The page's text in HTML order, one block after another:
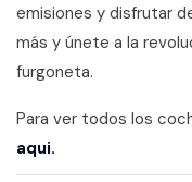
emisiones y disfrutar
más y únete a la
furgoneta.
Para ver todos los
aqui.